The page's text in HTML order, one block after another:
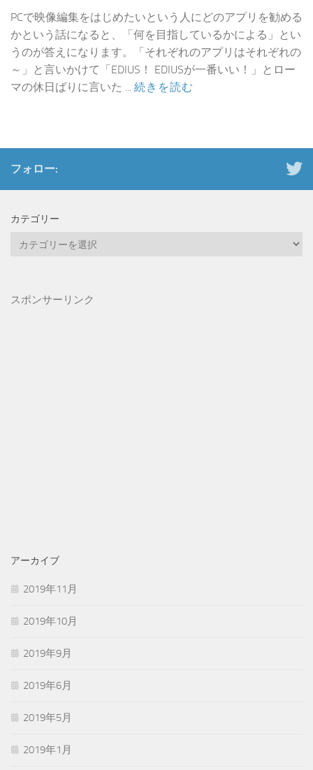
PCで映像編集をはじめたいという人にどのアプリを勧める
かという話になると、「何を目指しているかによる」とい
うのが答えになります。「それぞれのアプリはそれぞれの
～」と言いかけて「EDIUS！ EDIUSが一番いい！」とロー
マの休日ばりに言いた ... 続きを読む
フォロー:
カテゴリー
ー
スポンサーリンク
アーカイブ
2019年11月
2019年10月
2019年9月
2019年6月
2019年5月
2019年1月